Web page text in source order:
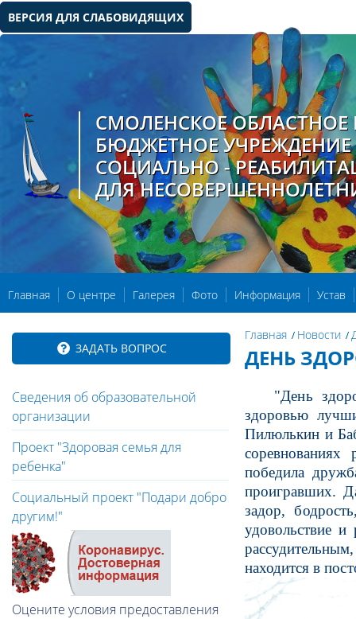
ВЕРСИЯ ДЛЯ СЛАБОВИДЯЩИХ
СМОЛЕНСКОЕ ОБЛАСТНОЕ
БЮДЖЕТНОЕ
СОЦИАЛЬНО -
ДЛЯ
Главная О центре Галерея Фото Информация Устав
ЗАДАТЬ ВОПРОС
Сведения об образовательной
организации
Проект "Здоровая семья для
ребенка"
Социальный проект "Подари добро
другим!"
Оцените условия предоставления
Главная Новости
ДЕНЬ
"День
здоровью
Пилюлькин и
соревнованиях
победила
проигравших.
задор,
удовольствие
находится в